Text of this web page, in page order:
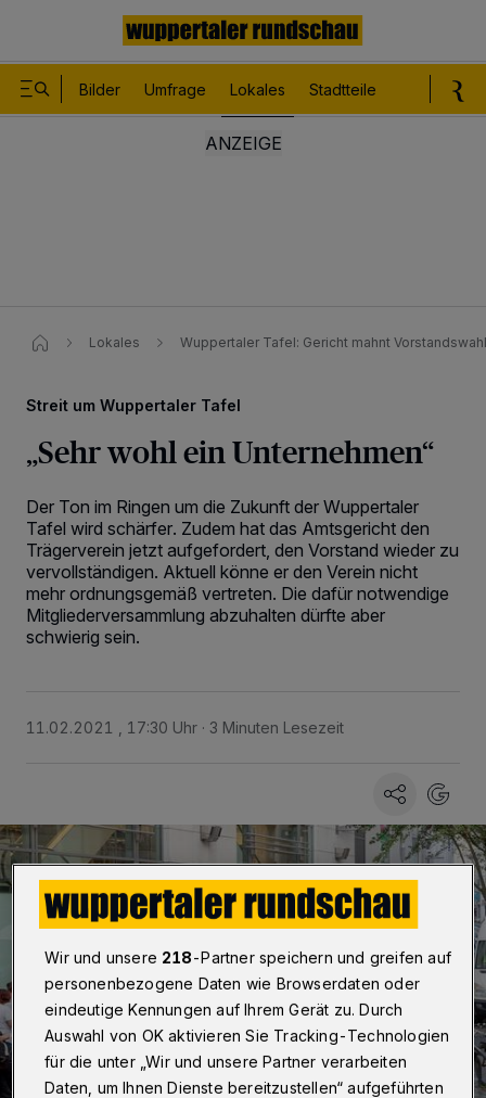
Bilder Umfrage Lokales Stadtteile
Lokales Wuppertaler Tafel: Gericht mahnt
Streit um Wuppertaler Tafel
„Sehr wohl ein Unternehmen“
Der Ton im Ringen um die Zukunft der Wuppertaler
Tafel wird schärfer. Zudem hat das Amtsgericht den
Trägerverein jetzt aufgefordert, den Vorstand wieder zu
vervollständigen. Aktuell könne er den Verein nicht
mehr ordnungsgemäß vertreten. Die dafür notwendige
Mitgliederversammlung abzuhalten dürfte aber
schwierig sein.
11.02.2021 , 17:30 Uhr 3 Minuten Lesezeit
Wir und unsere 218-Partner speichern und greifen auf
personenbezogene Daten wie Browserdaten oder
eindeutige Kennungen auf Ihrem Gerät zu. Durch
Auswahl von OK aktivieren Sie Tracking-Technologien
für die unter „Wir und unsere Partner verarbeiten
Daten, um Ihnen Dienste bereitzustellen“ aufgeführten